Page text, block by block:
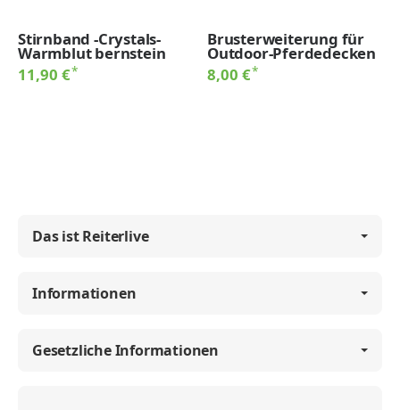
Stirnband -Crystals-
Warmblut bernstein
11,90 €*
Brusterweiterung für
Outdoor-Pferdedecken
8,00 €*
Das ist Reiterlive
Informationen
Gesetzliche Informationen